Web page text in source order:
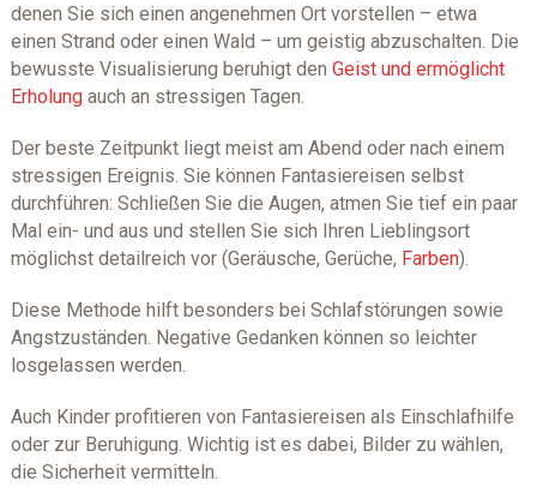
denen Sie sich einen angenehmen Ort vorstellen – etwa
einen Strand oder einen Wald – um geistig abzuschalten. Die
bewusste Visualisierung beruhigt den Geist und ermöglicht
Erholungauch an stressigen Tagen.
Der beste Zeitpunkt liegt meist am Abend oder nach einem
stressigen Ereignis. Sie können Fantasiereisen selbst
durchführen: Schließen Sie die Augen, atmen Sie tief ein paar
Mal ein- und aus und stellen Sie sich Ihren Lieblingsort
möglichst detailreich vor (Geräusche, Gerüche, Farben).
Diese Methode hilft besonders bei Schlafstörungen sowie
Angstzuständen. Negative Gedanken können so leichter
losgelassen werden.
Auch Kinder profitieren von Fantasiereisen als Einschlafhilfe
oder zur Beruhigung. Wichtig ist es dabei, Bilder zu wählen,
die Sicherheit vermitteln.